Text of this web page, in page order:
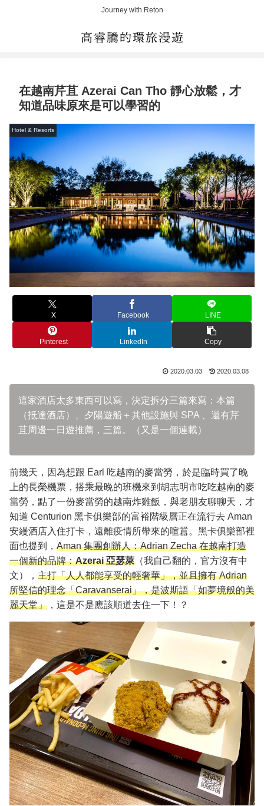
Journey with Reton
在越南芹苴 Azerai Can Tho 靜心放鬆，才
知道品味原來是可以學習的
Hotel & Resorts
X Facebook LINE
Pinterest LinkedIn Copy
2020.03.03 2020.03.08
這家酒店太多東西可以寫，決定拆分三篇來寫：本篇
（抵達酒店）、夕陽遊船＋其他設施與 SPA 、還有芹
苴周邊一日遊推薦，三篇。（又是一個連載）
前幾天，因為想跟 Earl 吃越南的麥當勞，於是臨時買了晚
上的長榮機票，搭乘最晚的班機來到胡志明市吃吃越南的麥
當勞，點了一份麥當勞的越南炸雞飯，與老朋友聊聊天，才
知道 Centurion 黑卡俱樂部的富裕階級層正在流行去 Aman
安縵酒店入住打卡，遠離疫情所帶來的喧囂。黑卡俱樂部裡
面也提到， Aman 集團創辦人：Adrian Zecha 在越南打造
一個新的品牌：Azerai 亞瑟萊 （我自己翻的，官方沒有中
文）， 主打「人人都能享受的輕奢華」，並且擁有 Adrian
所堅信的理念「Caravanserai」，是波斯語「如夢境般的美
麗天堂」 ，這是不是應該順道去住一下！？